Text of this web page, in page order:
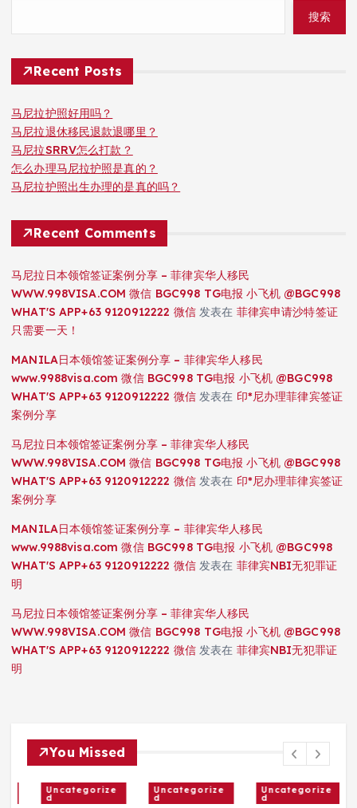
搜索
Recent Posts
马尼拉护照好用吗？
马尼拉退休移民退款退哪里？
马尼拉SRRV怎么打款？
怎么办理马尼拉护照是真的？
马尼拉护照出生办理的是真的吗？
Recent Comments
马尼拉日本领馆签证案例分享 – 菲律宾华人移民
WWW.998VISA.COM 微信 BGC998 TG电报 小飞机 @BGC998
WHAT'S APP+63 9120912222 微信发表在 菲律宾申请沙特签证
只需要一天！
MANILA日本领馆签证案例分享 – 菲律宾华人移民
www.9988visa.com 微信 BGC998 TG电报 小飞机 @BGC998
WHAT'S APP+63 9120912222 微信发表在 印*尼办理菲律宾签证
案例分享
马尼拉日本领馆签证案例分享 – 菲律宾华人移民
WWW.998VISA.COM 微信 BGC998 TG电报 小飞机 @BGC998
WHAT'S APP+63 9120912222 微信发表在 印*尼办理菲律宾签证
案例分享
MANILA日本领馆签证案例分享 – 菲律宾华人移民
www.9988visa.com 微信 BGC998 TG电报 小飞机 @BGC998
WHAT'S APP+63 9120912222 微信发表在 菲律宾NBI无犯罪证
明
马尼拉日本领馆签证案例分享 – 菲律宾华人移民
WWW.998VISA.COM 微信 BGC998 TG电报 小飞机 @BGC998
WHAT'S APP+63 9120912222 微信发表在 菲律宾NBI无犯罪证
明
You Missed
Uncategorize Uncategorize Uncategorize